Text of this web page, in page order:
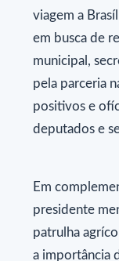
viagem a
em busca de
municipal,
pela parceria
positivos e
deputados e
Em
presidente
patrulha
a importância